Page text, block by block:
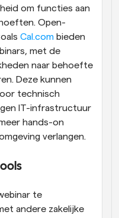
om functies aan
Open-
Cal.com bieden
met de
naar behoefte
Deze kunnen
technisch
IT-infrastructuur
hands-on
verlangen.
te
andere zakelijke